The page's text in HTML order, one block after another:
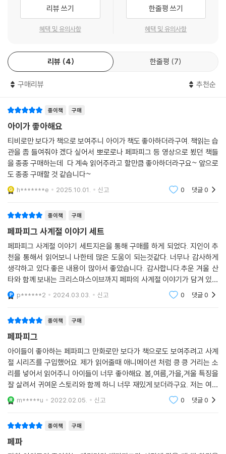
페파는 봄, 여름, 가을, 겨울에 무엇을 할까요? 즐거운 상상을 하며 읽어 보
▣ 페파피그 사계절 이야기 세트 구성
페파피그 사계절 이야기 봄 『페파의 봄맞이 케이크 대회』
화창한 어느 봄날, 봄맞이 케이크 대회가 열렸어요.
그런데 페파는 조금 더 특별한 케이크를 만들고 싶었어요.
페파가 만든 특별한 케이크를 만나 볼까요?
페파피그 사계절 이야기 여름 『페파의 여름 방학』
페파는 여름 방학이 되어 가족과 함께 여행을 떠났어요.
아기 바다 거북이 바다로 가는 모습도 보고,
페파의 특별하고 신나는 여름 방학을 만나 볼까요?
페파피그 사계절 이야기 가을 『페파의 오싹오싹 핼러윈』
핼러윈이 되어 페파는 할머니 할아버지 집으로 갔어요.
으스스한 과자도 만들고 핼러윈 소품으로 집을 꾸몄어요.
친구들을 초대해서 오싹오싹 공포 쇼도 준비했지요.
페파의 무시무시한 핼러윈을 만나 볼까요?
페파피그 사계절 이야기 겨울 『페파의 크리스마스이브』
페파와 조지는 잠을 잘 수가 없었어요.
페파와 조지는 산타를 돕고 크리스마스를 구할 수 있을까요?
리뷰 쓰기
혜택 및 유의사항
한줄평 쓰기
혜택 및 유의사항
리뷰 4 한줄평 7
구매리뷰 추천순
종이책 구매
아이가 좋아해요
티비로만 보다가 책으로 보여주니 아이가 책도 좋아하더라구여. 책읽는 습
관을 좀 들여줘야 겠다 싶어서 뽀로로나 페파피그 등 영상으로 뵜던 책들
을 종종 구매하는데 다 계속 읽어주라고 할만큼 좋아하더라구요~ 앞으로
도 종종 구매할 것 같습니다~
h*******e 2025.10.01. 신고 0 댓글0
종이책 구매
페파피그 사계절 이야기 세트
페파피그 사계절 이야기 세트지은을 통해 구매를 하게 되었다. 지인이 추
천을 통해서 읽어보니 나한테 많은 도움이 되는것같다. 너무나 감사하게
생각하고 있다.좋은 내용이 많아서 좋았습니다. 감사합니다.추운 겨울 산
타와 함께 보내는 크리스마스이브까지 페파의 사계절 이야기가 담겨 있어
요.너무나 잘봤습니다. 감사합니다.내용이 정말로 좋네요
p******2 2024.03.03. 신고 0 댓글0
종이책 구매
페파피그
아이들이 좋아하는 페파피그 만화로만 보다가 책으로도 보여주려고 사계
절 시리즈를 구입했어요. 제가 읽어줄때 애니메이션 처럼 킁 킁 거리는 소
리를 넣어서 읽어주니 아이들이 너무 좋아해요. 봄,여름,가을,겨울 특징을
잘 살려서 귀여운 스토리와 함께 하니 너무 재밌게 보더라구요. 저는 여름
이 제일 좋았어요. 귀여운 춤을 추는 페파를 보니 아이들도 흥미를 가지고
집중해서 봐서
m*****u 2022.02.05. 신고 0 댓글0
종이책 구매
페파